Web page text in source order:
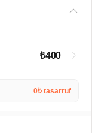
₺400
0₺ tasarruf